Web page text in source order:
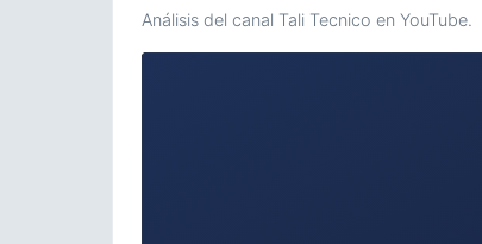
Análisis del canal Tali Tecnico en YouTube.